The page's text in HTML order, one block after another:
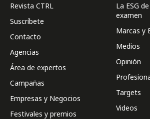
Revista CTRL
Suscríbete
Contacto
Agencias
Área de expertos
Campañas
Empresas y Negocios
Festivales y premios
La ESG
examen
Marcas y
Medios
Opinión
Targets
Videos